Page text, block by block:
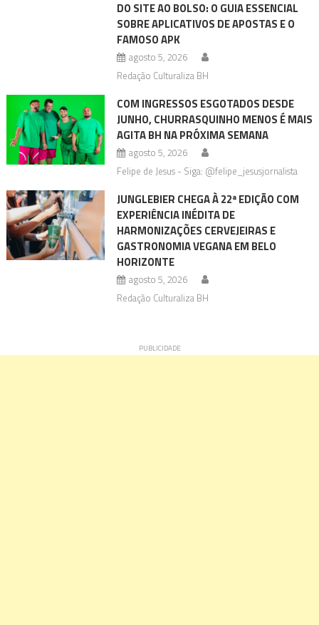
DO SITE AO BOLSO: O GUIA ESSENCIAL
SOBRE APLICATIVOS DE APOSTAS E O
FAMOSO APK
agosto 5, 2026
Redação Culturaliza BH
COM INGRESSOS ESGOTADOS DESDE
JUNHO, CHURRASQUINHO MENOS É MAIS
AGITA BH NA PRÓXIMA SEMANA
agosto 5, 2026
Felipe de Jesus - Siga: @felipe_jesusjornalista
JUNGLEBIER CHEGA À 22ª EDIÇÃO COM
EXPERIÊNCIA INÉDITA DE
HARMONIZAÇÕES CERVEJEIRAS E
GASTRONOMIA VEGANA EM BELO
HORIZONTE
agosto 5, 2026
Redação Culturaliza BH